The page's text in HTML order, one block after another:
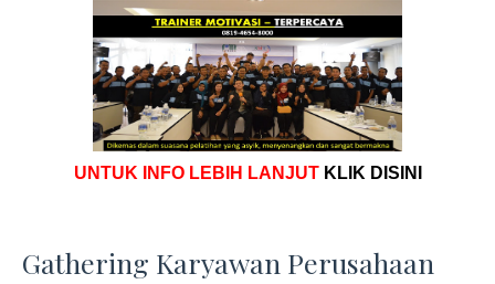
UNTUK INFO LEBIH LANJUT KLIK DISINI
Gathering Karyawan Perusahaan